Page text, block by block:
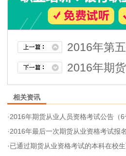
2016年第
2016年期
相关资讯
·2016年期货从业人员资格考试公告（6
·2016年最后一次期货从业资格考试报名截
·已通过期货从业资格考试的本科在校生可报考期